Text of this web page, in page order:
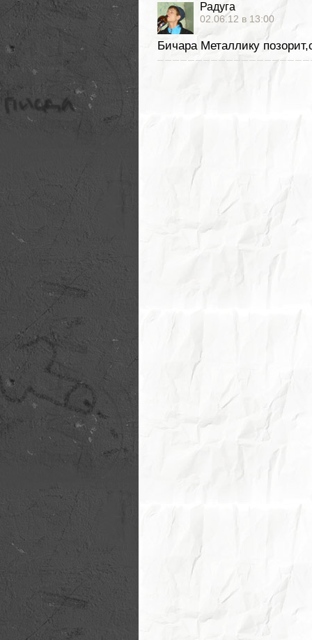
Радуга
02.06.12 в 13:00
Бичара Металлику